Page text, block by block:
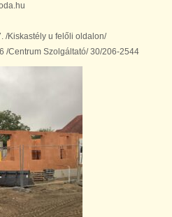
/Kiskastély u felőli oldalon/
/Centrum Szolgáltató/ 30/206-2544